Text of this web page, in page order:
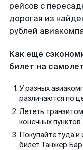
рейсов с
дорогая из
рублей
Как еще
билет на
У разных
различаются по
Лететь
конечных пунктов.
Покупайте туда
билет Танжер